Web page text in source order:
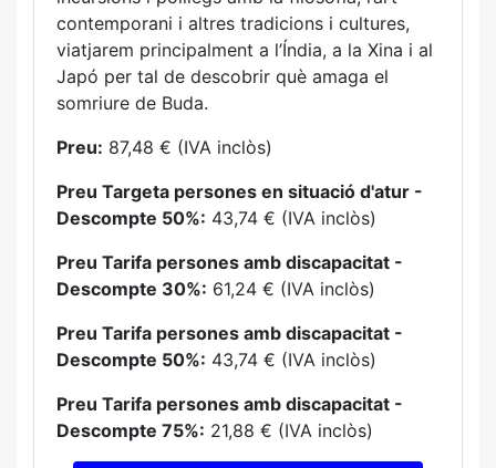
contemporani i altres tradicions i cultures,
viatjarem principalment a l’Índia, a la Xina i al
Japó per tal de descobrir què amaga el
somriure de Buda.
Preu: 87,48 € (IVA inclòs)
Preu Targeta persones en situació d'atur -
Descompte 50%: 43,74 € (IVA inclòs)
Preu Tarifa persones amb discapacitat -
Descompte 30%: 61,24 € (IVA inclòs)
Preu Tarifa persones amb discapacitat -
Descompte 50%: 43,74 € (IVA inclòs)
Preu Tarifa persones amb discapacitat -
Descompte 75%: 21,88 € (IVA inclòs)